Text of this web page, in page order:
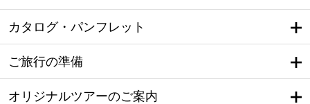
カタログ・パンフレット
ご旅行の準備
オリジナルツアーのご案内